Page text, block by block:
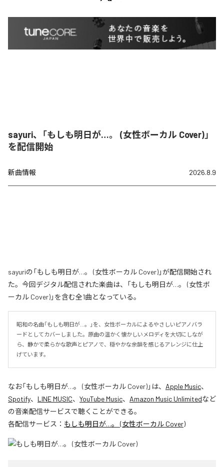
sayuri、「もしも明日が…。 (女性ボーカル Cover)」
を配信開始
新曲情報 2026.8.9
sayuriの「もしも明日が…。 (女性ボーカル Cover)」が配信開始され
た。今回デジタル配信された楽曲は、「もしも明日が…。 (女性ボ
ーカル Cover)」を含む全1曲となっている。
昭和の名曲「もしも明日が…。」を、女性ボーカルによるやさしいピアノバラ
ードとしてカバーしました。原曲の温かく懐かしいメロディを大切にしなが
ら、静かで柔らかな歌声とピアノで、穏やかな余韻を感じるアレンジに仕上
げています。
なお「もしも明日が…。 (女性ボーカル Cover)」は、 Apple Music、
Spotify、 LINE MUSIC、 YouTube Music、 Amazon Music Unlimitedなど
の音楽配信サービスで聴くことができる。
各配信サービス： もしも明日が…。 (女性ボーカル Cover)